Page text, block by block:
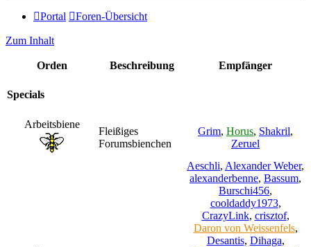
Portal Foren-Übersicht
Zum Inhalt
Orden Beschreibung Empfänger
Specials
Arbeitsbiene
Fleißiges
Forumsbienchen
Grim, Horus, Shakril,
Zeruel
Aeschli, Alexander Weber,
alexanderbenne, Bassum,
Burschi456,
cooldaddy1973,
CrazyLink, crisztof,
Daron von Weissenfels,
Desantis, Dihaga,